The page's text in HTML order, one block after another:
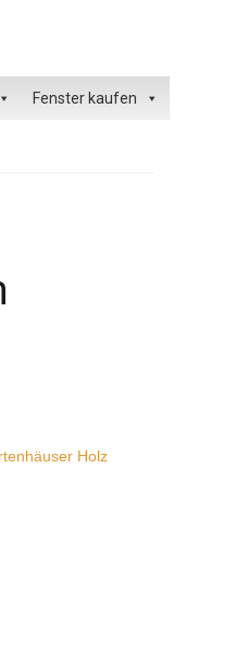
Fenster kaufen
Holz